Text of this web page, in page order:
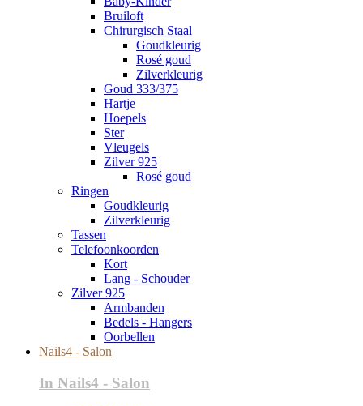
Bruiloft
Chirurgisch Staal
Goudkleurig
Rosé goud
Zilverkleurig
Goud 333/375
Hartje
Hoepels
Ster
Vleugels
Zilver 925
Rosé goud
Ringen
Goudkleurig
Zilverkleurig
Tassen
Telefoonkoorden
Kort
Lang - Schouder
Zilver 925
Armbanden
Bedels - Hangers
Oorbellen
Nails4 - Salon
In Nails4 - Salon